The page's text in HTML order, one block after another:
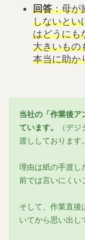
回答：母が
しないとい
はどうにも
大きいもの
本当に助か
当社の「作業後ア
ています。
（デ
渡ししております
理由は紙の手渡し
前では言いにくい
そして、作業直後
いてから思い出し